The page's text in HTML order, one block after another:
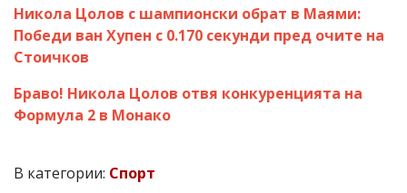
Никола Цолов с шампионски обрат в Маями:
Победи ван Хупен с 0.170 секунди пред очите на
Стоичков
Браво! Никола Цолов отвя конкуренцията на
Формула 2 в Монако
В категории: Спорт